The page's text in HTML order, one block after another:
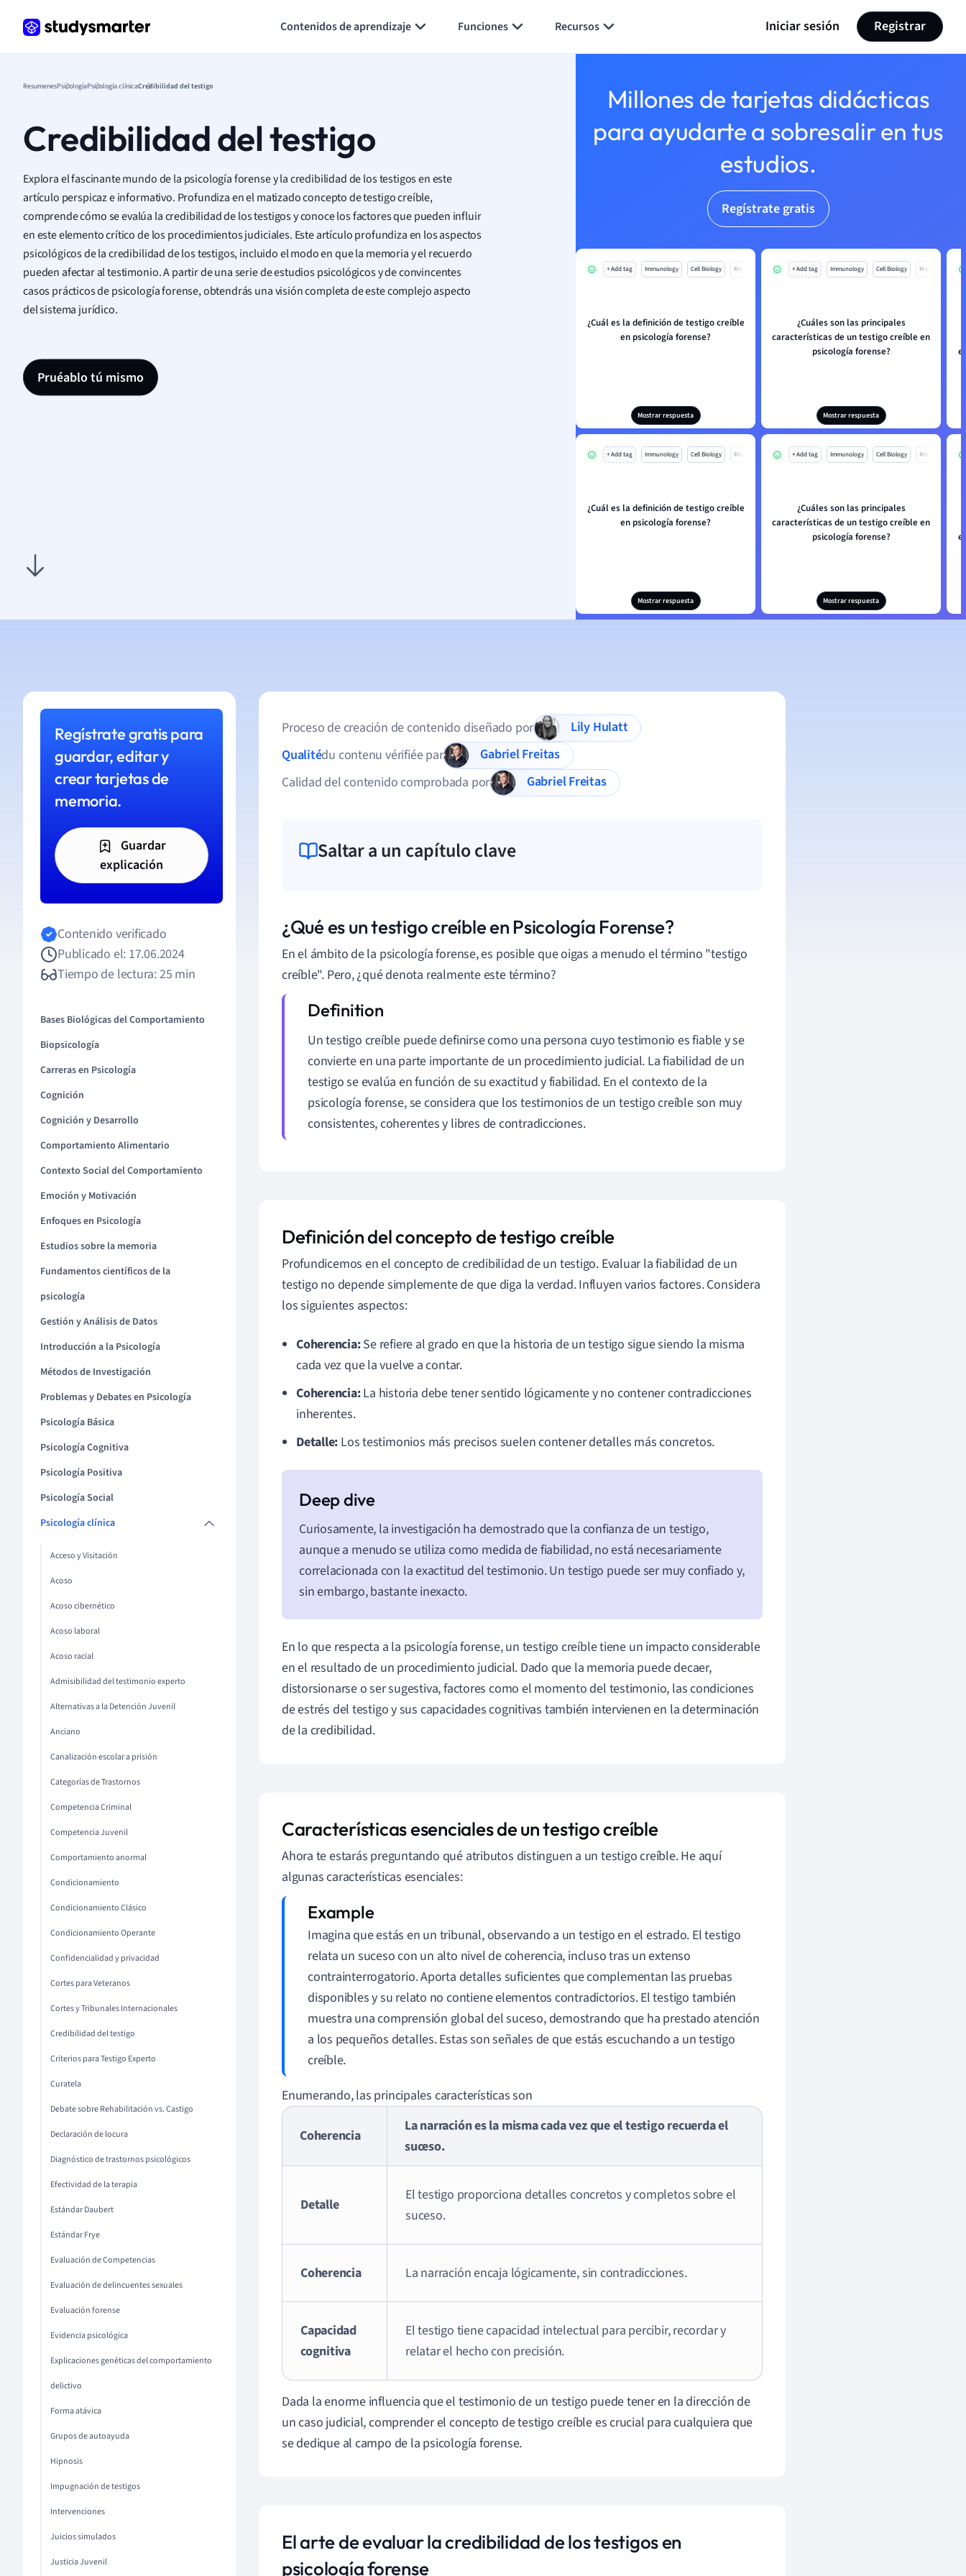
Contenidos de aprendizaje Funciones Recursos Iniciar sesión Registrar
ResumenesPsicologíaPsicología clínicaCredibilidad del testigo
Credibilidad del testigo
Explora el fascinante mundo de la psicología forense y la credibilidad de los testigos en este
artículo perspicaz e informativo. Profundiza en el matizado concepto de testigo creíble,
comprende cómo se evalúa la credibilidad de los testigos y conoce los factores que pueden influir
en este elemento crítico de los procedimientos judiciales. Este artículo profundiza en los aspectos
psicológicos de la credibilidad de los testigos, incluido el modo en que la memoria y el recuerdo
pueden afectar al testimonio. A partir de una serie de estudios psicológicos y de convincentes
casos prácticos de psicología forense, obtendrás una visión completa de este complejo aspecto
del sistema jurídico.
Pruéablo tú mismo
Millones de tarjetas didácticas
para ayudarte a sobresalir en tus
estudios.
Regístrate gratis
+ Add tag Immunology Cell Biology Mo
¿Cuál es la definición de testigo creíble
en psicología forense?
Mostrar respuesta
+ Add tag Immunology Cell Biology Mo
¿Cuáles son las principales
características de un testigo creíble en
psicología forense?
Mostrar respuesta
+ Add tag Immunology Cell Biology Mo
¿Cuál es la definición de testigo creíble
en psicología forense?
Mostrar respuesta
+ Add tag Immunology Cell Biology Mo
¿Cuáles son las principales
características de un testigo creíble en
psicología forense?
Mostrar respuesta
Regístrate gratis para
guardar, editar y
crear tarjetas de
memoria.
Guardar
explicación
Contenido verificado
Publicado el: 17.06.2024
Tiempo de lectura: 25 min
Bases Biológicas del Comportamiento
Biopsicología
Carreras en Psicología
Cognición
Cognición y Desarrollo
Comportamiento Alimentario
Contexto Social del Comportamiento
Emoción y Motivación
Enfoques en Psicología
Estudios sobre la memoria
Fundamentos científicos de la
psicología
Gestión y Análisis de Datos
Introducción a la Psicología
Métodos de Investigación
Problemas y Debates en Psicología
Psicología Básica
Psicología Cognitiva
Psicología Positiva
Psicología Social
Psicología clínica
Acceso y Visitación
Acoso
Acoso cibernético
Acoso laboral
Acoso racial
Admisibilidad del testimonio experto
Alternativas a la Detención Juvenil
Anciano
Canalización escolar a prisión
Categorías de Trastornos
Competencia Criminal
Competencia Juvenil
Comportamiento anormal
Condicionamiento
Condicionamiento Clásico
Condicionamiento Operante
Confidencialidad y privacidad
Cortes para Veteranos
Cortes y Tribunales Internacionales
Credibilidad del testigo
Criterios para Testigo Experto
Curatela
Debate sobre Rehabilitación vs. Castigo
Declaración de locura
Diagnóstico de trastornos psicológicos
Efectividad de la terapia
Estándar Daubert
Estándar Frye
Evaluación de Competencias
Evaluación de delincuentes sexuales
Evaluación forense
Evidencia psicológica
Explicaciones genéticas del comportamiento
delictivo
Forma atávica
Grupos de autoayuda
Hipnosis
Impugnación de testigos
Intervenciones
Juicios simulados
Justicia Juvenil
Proceso de creación de contenido diseñado por
Lily Hulatt
Qualitédu contenu vérifiée par
Gabriel Freitas
Calidad del contenido comprobada por
Gabriel Freitas
Saltar a un capítulo clave
¿Qué es un testigo creíble en Psicología Forense?
En el ámbito de la psicología forense, es posible que oigas a menudo el término "testigo
creíble". Pero, ¿qué denota realmente este término?
Un testigo creíble puede definirse como una persona cuyo testimonio es fiable y se
convierte en una parte importante de un procedimiento judicial. La fiabilidad de un
testigo se evalúa en función de su exactitud y fiabilidad. En el contexto de la
psicología forense, se considera que los testimonios de un testigo creíble son muy
consistentes, coherentes y libres de contradicciones.
Definición del concepto de testigo creíble
Profundicemos en el concepto de credibilidad de un testigo. Evaluar la fiabilidad de un
testigo no depende simplemente de que diga la verdad. Influyen varios factores. Considera
los siguientes aspectos:
Coherencia:Se refiere al grado en que la historia de un testigo sigue siendo la misma
cada vez que la vuelve a contar.
Coherencia:La historia debe tener sentido lógicamente y no contener contradicciones
inherentes.
Detalle: Los testimonios más precisos suelen contener detalles más concretos.
Curiosamente, la investigación ha demostrado que la confianza de un testigo,
aunque a menudo se utiliza como medida de fiabilidad, no está necesariamente
correlacionada con la exactitud del testimonio. Un testigo puede ser muy confiado y,
sin embargo, bastante inexacto.
En lo que respecta a la psicología forense, un testigo creíble tiene un impacto considerable
en el resultado de un procedimiento judicial. Dado que la memoria puede decaer,
distorsionarse o ser sugestiva, factores como el momento del testimonio, las condiciones
de estrés del testigo y sus capacidades cognitivas también intervienen en la determinación
de la credibilidad.
Características esenciales de un testigo creíble
Ahora te estarás preguntando qué atributos distinguen a un testigo creíble. He aquí
algunas características esenciales:
Imagina que estás en un tribunal, observando a un testigo en el estrado. El testigo
relata un suceso con un alto nivel de coherencia, incluso tras un extenso
contrainterrogatorio. Aporta detalles suficientes que complementan las pruebas
disponibles y su relato no contiene elementos contradictorios. El testigo también
muestra una comprensión global del suceso, demostrando que ha prestado atención
a los pequeños detalles. Estas son señales de que estás escuchando a un testigo
creíble.
Enumerando, las principales características son
Coherencia
La narración es la misma cada vez que el testigo recuerda el
suceso.
Detalle
El testigo proporciona detalles concretos y completos sobre el
suceso.
Coherencia La narración encaja lógicamente, sin contradicciones.
Capacidad
cognitiva
El testigo tiene capacidad intelectual para percibir, recordar y
relatar el hecho con precisión.
Dada la enorme influencia que el testimonio de un testigo puede tener en la dirección de
un caso judicial, comprender el concepto de testigo creíble es crucial para cualquiera que
se dedique al campo de la psicología forense.
El arte de evaluar la credibilidad de los testigos en
psicología forense